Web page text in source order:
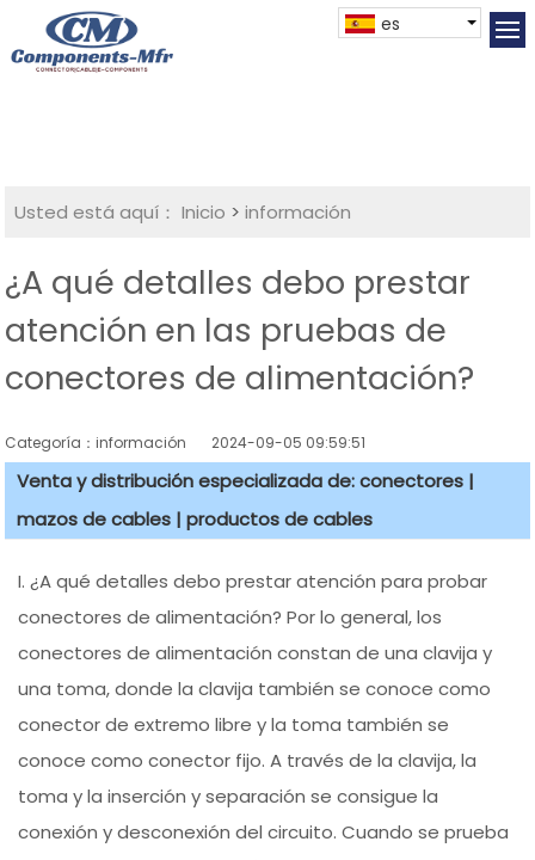
es
Usted está aquí： Inicio >información
¿A qué detalles debo prestar
atención en las pruebas de
conectores de alimentación?
Categoría：información 2024-09-05 09:59:51
Venta y distribución especializada de: conectores |
mazos de cables | productos de cables
I. ¿A qué detalles debo prestar atención para probar
conectores de alimentación? Por lo general, los
conectores de alimentación constan de una clavija y
una toma, donde la clavija también se conoce como
conector de extremo libre y la toma también se
conoce como conector fijo. A través de la clavija, la
toma y la inserción y separación se consigue la
conexión y desconexión del circuito. Cuando se prueba